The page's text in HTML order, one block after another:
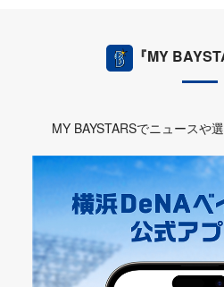
『MY
MY BAYSTARSでニュースや